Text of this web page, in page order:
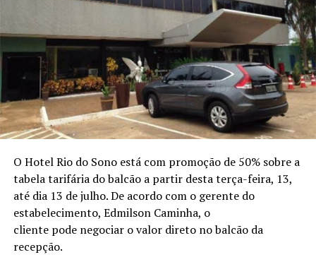
O Hotel Rio do Sono está com promoção de 50% sobre a
tabela tarifária do balcão a partir desta terça-feira, 13,
até dia 13 de julho. De acordo com o gerente do
estabelecimento, Edmilson Caminha, o
cliente pode negociar o valor direto no balcão da
recepção.